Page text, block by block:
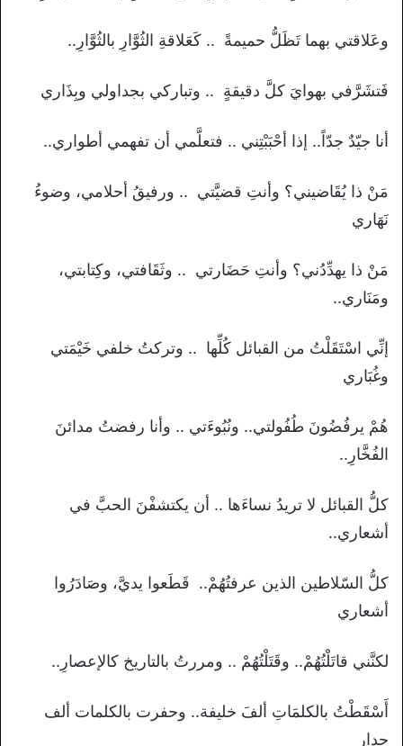
وعَلاقتي بهما تَظَلُّ حميمةً .. كَعَلاقةِ الثُوَّارِ بالثُوَّارِ..
فَتشَرَّفي بهوايَ كلَّ دقيقةٍ .. وتباركي بجداولي وبِذَاري
أنا جيّدٌ جدّاً.. إذا أحْبَبْتِني .. فتعلَّمي أن تفهمي أطواري..
مَنْ ذا يُقَاضيني؟ وأنتِ قضيَّتي .. ورفيقُ أحلامي، وضوءُ
نَهَاري
مَنْ ذا يهدِّدُني؟ وأنتِ حَضَارتي .. وثَقَافتي، وكِتابتي،
ومَنَاري..
إنِّي اسْتَقَلْتُ من القبائل كُلِّها .. وتركتُ خلفي خَيْمَتي
وغُبَاري
هُمْ يرفُضُونَ طُفُولتي.. ونُبُوءَتي .. وأنا رفضتُ مدائنَ
الفُخَّارِ..
كلُّ القبائل لا تريدُ نساءَها .. أن يكتشفْنَ الحبَّ في
أشعاري..
كلُّ السّلاطين الذين عرفتُهُمْ.. قَطَعوا يديَّ، وصَادَرُوا
أشعاري
لكنَّني قاتَلْتُهُمْ.. وقَتَلْتُهُمْ .. ومررتُ بالتاريخ كالإعصارِ..
أَسْقَطْتُ بالكلمَاتِ ألفَ خليفة.. وحفرت بالكلمات ألف
جدار